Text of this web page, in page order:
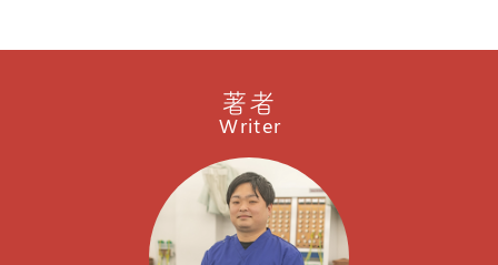
著者
Writer